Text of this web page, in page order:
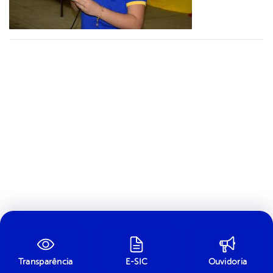
Transparência E-SIC Ouvidoria